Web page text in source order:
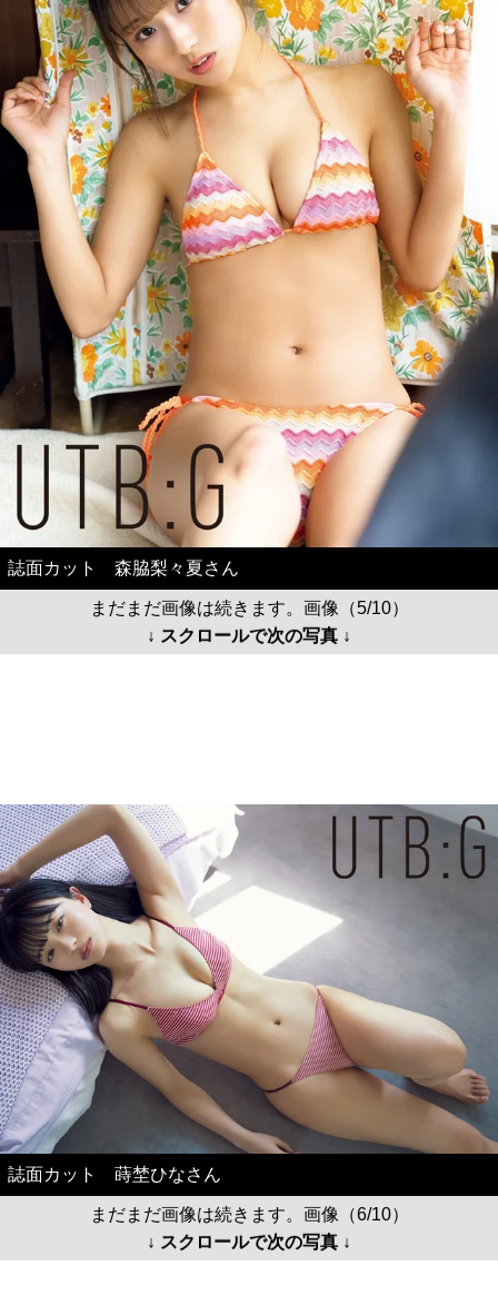
誌面カット 森脇梨々夏さん
まだまだ画像は続きます。画像（5/10）
↓ スクロールで次の写真 ↓
誌面カット 蒔埜ひなさん
まだまだ画像は続きます。画像（6/10）
↓ スクロールで次の写真 ↓